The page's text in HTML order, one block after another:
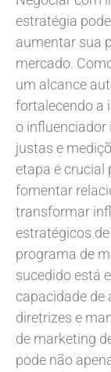
estratégia
aumentar sua
mercado.
um alcance
fortalecendo a
o influenciador
justas e
etapa é crucial
fomentar
transformar
estratégicos
programa de
sucedido está
capacidade de
diretrizes e
de marketing
pode não